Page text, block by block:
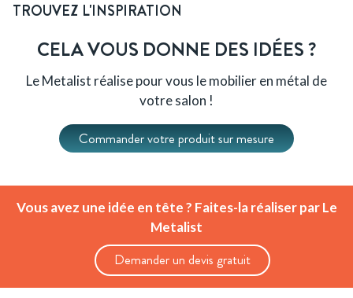
TROUVEZ L'INSPIRATION
CELA VOUS DONNE DES IDÉES ?
Le Metalist réalise pour vous le mobilier en métal de
votre salon !
Commander votre produit sur mesure
Vous avez une idée en tête ? Faites-la réaliser par Le
Metalist
Demander un devis gratuit